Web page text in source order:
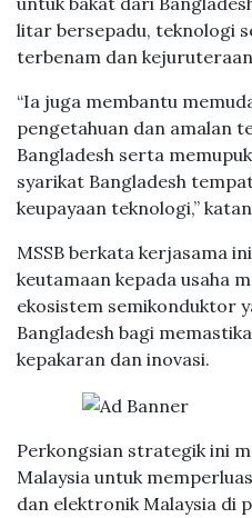
litar bersepadu, teknologi
terbenam dan
“Ia juga membantu
pengetahuan dan amalan
Bangladesh serta
syarikat Bangladesh
keupayaan teknologi,”
MSSB berkata kerjasama
keutamaan kepada usaha
ekosistem semikonduktor
Bangladesh bagi
kepakaran dan inovasi.
Perkongsian strategik ini
Malaysia untuk
dan elektronik Malaysia di